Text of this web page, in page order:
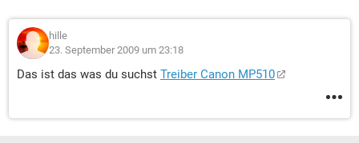
hille
23. September 2009 um 23:18
Das ist das was du suchst Treiber Canon MP510